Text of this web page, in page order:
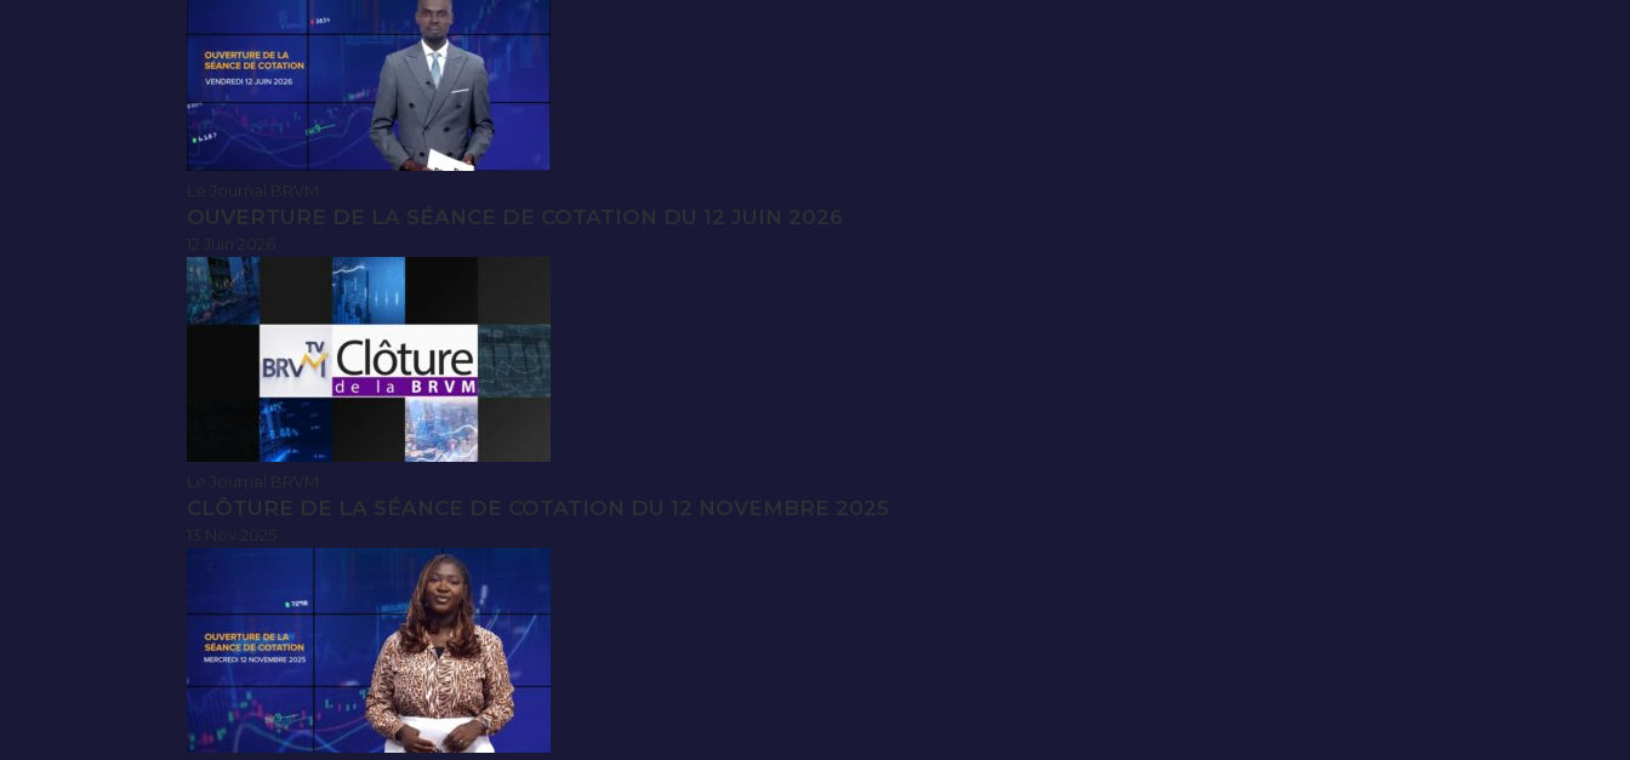
Le Journal BRVM
OUVERTURE DE LA SÉANCE DE COTATION DU 12 JUIN 2026
Le Journal BRVM
CLÔTURE DE LA SÉANCE DE COTATION DU 12 NOVEMBRE 2025